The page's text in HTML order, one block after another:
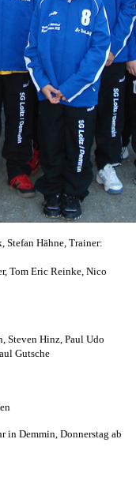
Stefan Hähne, Trainer:
Tom Eric Reinke, Nico
Steven Hinz, Paul Udo
Gutsche
in Demmin, Donnerstag ab